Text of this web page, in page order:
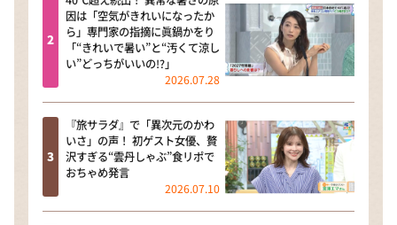
因は「空気がきれいになったか
ら」専門家の指摘に眞鍋かをり
「“きれいで暑い”と“汚くて涼し
い”どっちがいいの!?」
2026.07.28
『旅サラダ』で「異次元のかわ
いさ」の声！ 初ゲスト女優、贅
沢すぎる“雲丹しゃぶ”食リポで
おちゃめ発言
2026.07.10